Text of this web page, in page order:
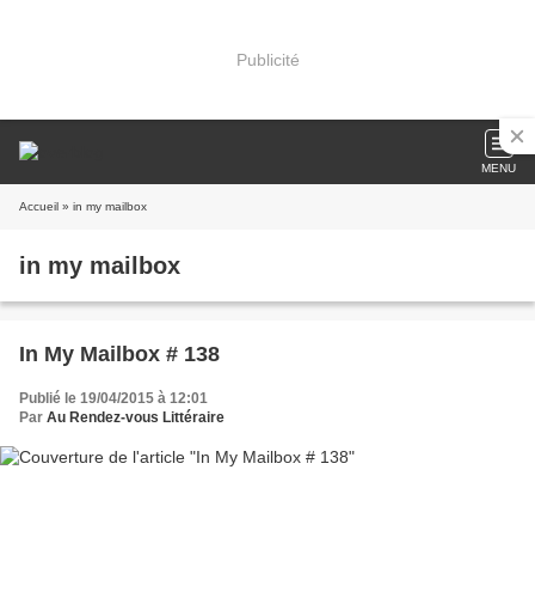
Publicité
MENU
Accueil » in my mailbox
in my mailbox
In My Mailbox # 138
Publié le 19/04/2015 à 12:01
Par Au Rendez-vous Littéraire